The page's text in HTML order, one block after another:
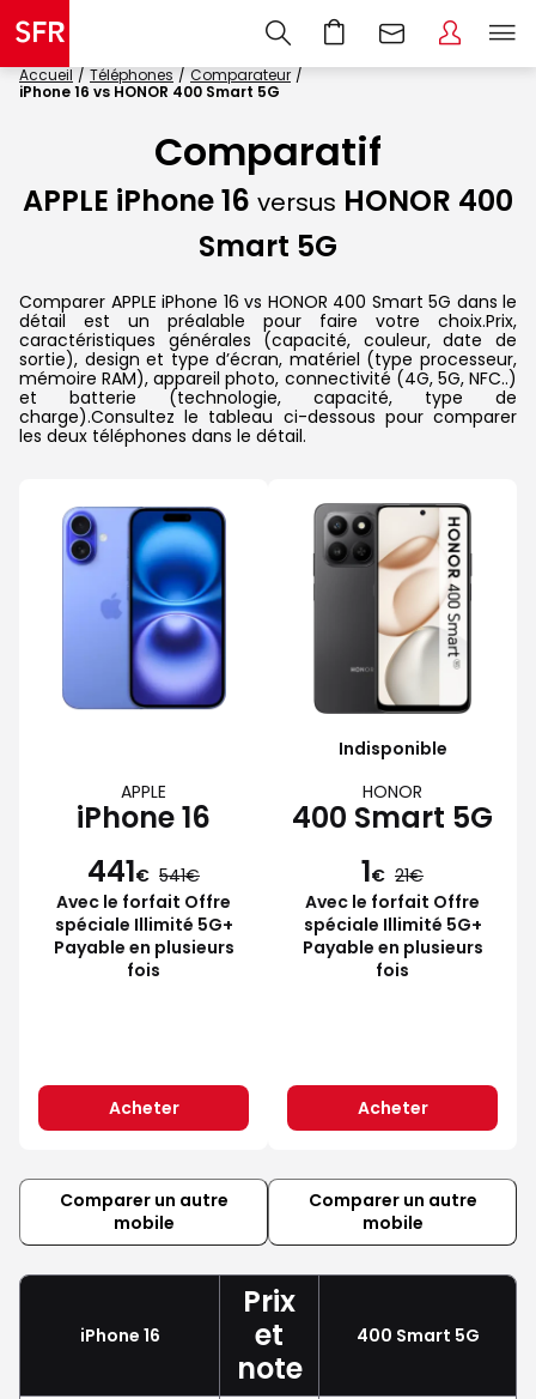
Accueil Téléphones
Comparateur
iPhone 16 vs HONOR 400 Smart 5G
Comparatif
APPLE iPhone 16 versus HONOR 400
Smart 5G
Comparer APPLE iPhone 16 vs HONOR 400 Smart 5G dans le
détail est un préalable pour faire votre choix.Prix,
caractéristiques générales (capacité, couleur, date de
sortie), design et type d’écran, matériel (type processeur,
mémoire RAM), appareil photo, connectivité (4G, 5G, NFC..)
et batterie (technologie, capacité, type de
charge).Consultez le tableau ci-dessous pour comparer
les deux téléphones dans le détail.
APPLE
iPhone 16
441€ 541
Avec le forfait Offre
spéciale Illimité 5G+
Payable en plusieurs
fois
Acheter
Indisponible
HONOR
400 Smart 5G
1€ 21
Avec le forfait Offre
spéciale Illimité 5G+
Payable en plusieurs
fois
Acheter
Comparer un autre
mobile
Comparer un autre
mobile
iPhone 16
Prix
et
note
400 Smart 5G